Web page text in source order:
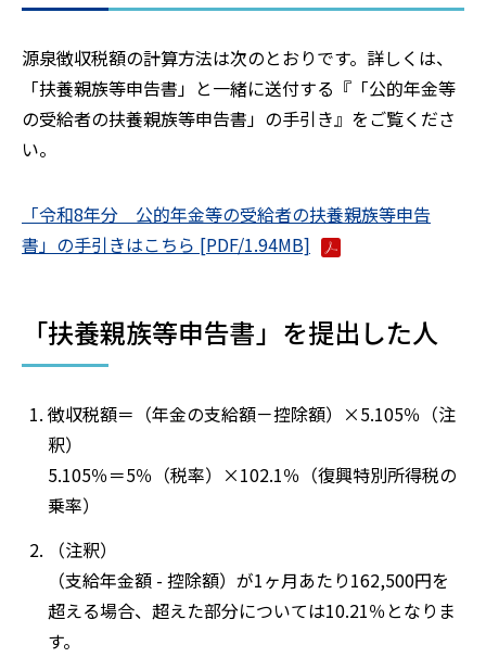
源泉徴収税額の計算方法は次のとおりです。詳しくは、
「扶養親族等申告書」と一緒に送付する『「公的年金等
の受給者の扶養親族等申告書」の手引き』をご覧くださ
い。
「令和8年分 公的年金等の受給者の扶養親族等申告
書」の手引きはこちら [PDF/1.94MB]
「扶養親族等申告書」を提出した人
徴収税額＝（年金の支給額－控除額）×5.105％（注
釈）
5.105％＝5％（税率）×102.1％（復興特別所得税の
乗率）
（注釈）
（支給年金額 - 控除額）が1ヶ月あたり162,500円を
超える場合、超えた部分については10.21％となりま
す。